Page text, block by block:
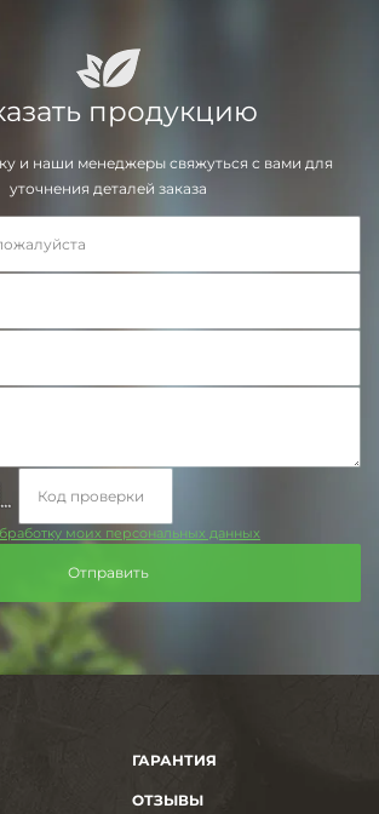
продукцию
и наши менеджеры свяжуться с вами для
уточнения деталей заказа
*
*
*
*
*
моих персональных данных
ГАРАНТИЯ
ОТЗЫВЫ